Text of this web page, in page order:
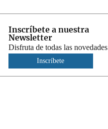
Inscríbete a nuestra
Newsletter
Disfruta de todas las novedades
Inscríbete